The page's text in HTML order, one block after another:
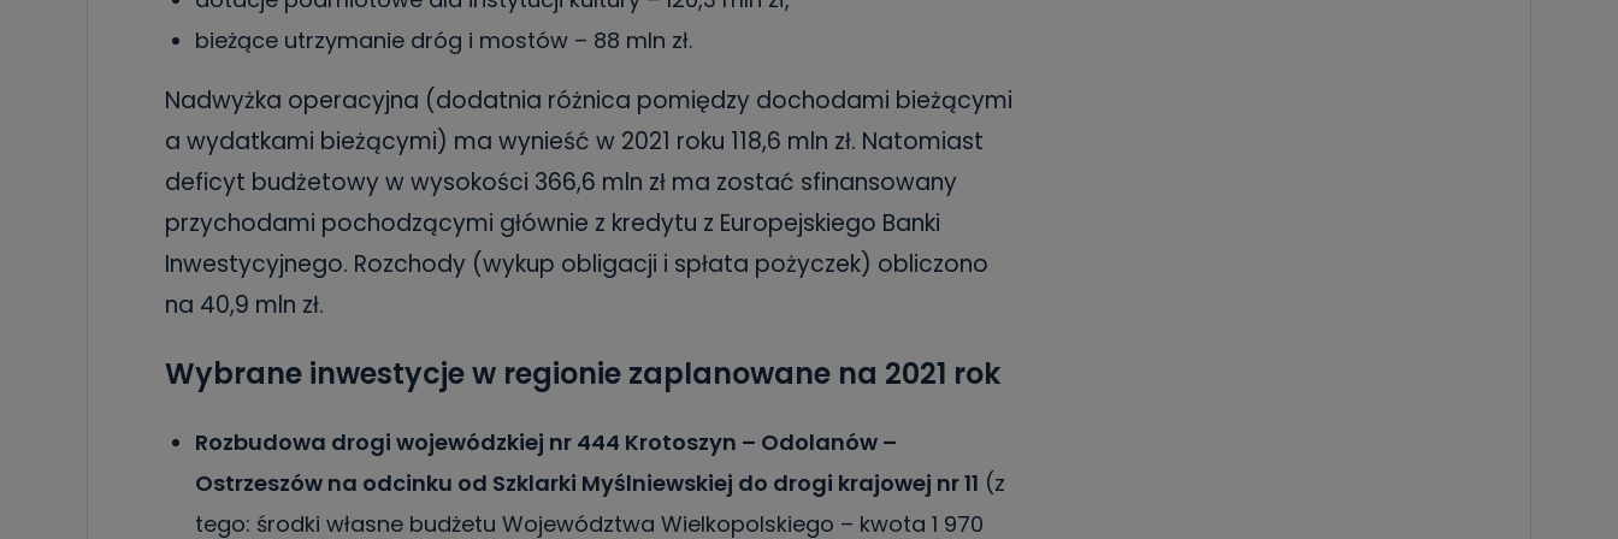
bieżące utrzymanie dróg i mostów – 88 mln zł.
Nadwyżka operacyjna (dodatnia różnica pomiędzy dochodami bieżącymi
a wydatkami bieżącymi) ma wynieść w 2021 roku 118,6 mln zł. Natomiast
deficyt budżetowy w wysokości 366,6 mln zł ma zostać sfinansowany
przychodami pochodzącymi głównie z kredytu z Europejskiego Banki
Inwestycyjnego. Rozchody (wykup obligacji i spłata pożyczek) obliczono
na 40,9 mln zł.
Wybrane inwestycje w regionie zaplanowane na 2021 rok
Rozbudowa drogi wojewódzkiej nr 444 Krotoszyn – Odolanów –
Ostrzeszów na odcinku od Szklarki Myślniewskiej do drogi krajowej nr 11 (z
tego: środki własne budżetu Województwa Wielkopolskiego – kwota 1 970